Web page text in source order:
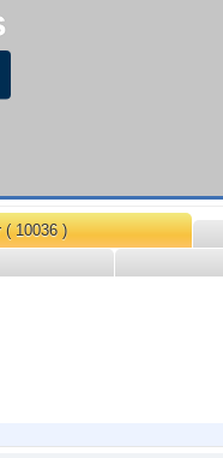
( 10036 )